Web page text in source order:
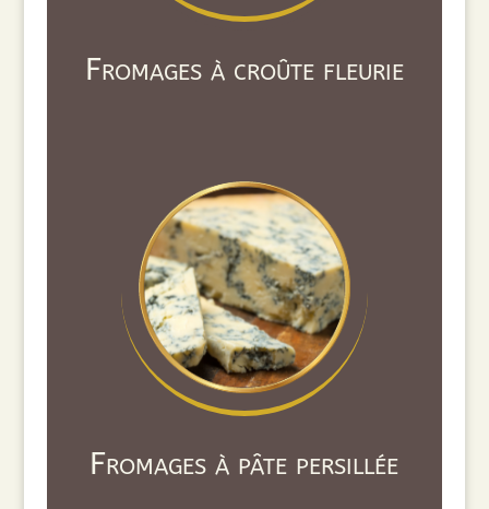
Fromages à croûte fleurie
Fromages à pâte persillée